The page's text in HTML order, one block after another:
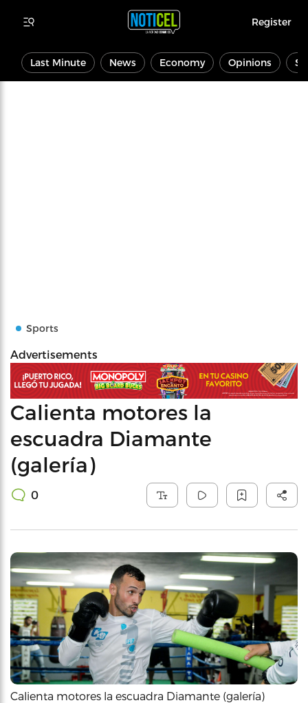
Register
Last Minute News Economy Opinions
Sports
Advertisements
Calienta motores la
escuadra Diamante
(galería)
0
Calienta motores la escuadra Diamante (galería)